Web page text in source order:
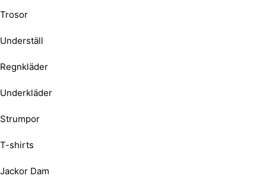
Trosor
Underställ
Regnkläder
Underkläder
Strumpor
T-shirts
Jackor Dam